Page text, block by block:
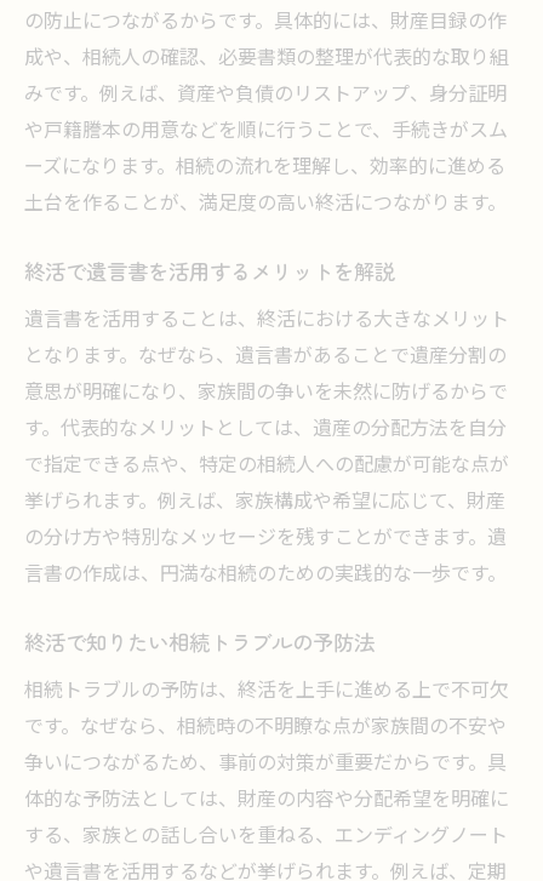
の防止につながるからです。具体的には、財産目録の作
成や、相続人の確認、必要書類の整理が代表的な取り組
みです。例えば、資産や負債のリストアップ、身分証明
や戸籍謄本の用意などを順に行うことで、手続きがスム
ーズになります。相続の流れを理解し、効率的に進める
土台を作ることが、満足度の高い終活につながります。
終活で遺言書を活用するメリットを解説
遺言書を活用することは、終活における大きなメリット
となります。なぜなら、遺言書があることで遺産分割の
意思が明確になり、家族間の争いを未然に防げるからで
す。代表的なメリットとしては、遺産の分配方法を自分
で指定できる点や、特定の相続人への配慮が可能な点が
挙げられます。例えば、家族構成や希望に応じて、財産
の分け方や特別なメッセージを残すことができます。遺
言書の作成は、円満な相続のための実践的な一歩です。
終活で知りたい相続トラブルの予防法
相続トラブルの予防は、終活を上手に進める上で不可欠
です。なぜなら、相続時の不明瞭な点が家族間の不安や
争いにつながるため、事前の対策が重要だからです。具
体的な予防法としては、財産の内容や分配希望を明確に
する、家族との話し合いを重ねる、エンディングノート
や遺言書を活用するなどが挙げられます。例えば、定期